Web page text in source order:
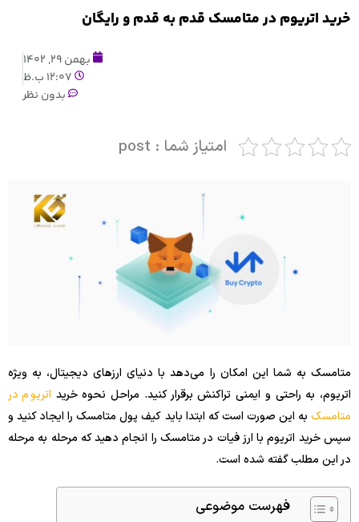
خرید اتریوم در متامسک قدم به قدم و رایگان
بهمن 29, 1402
12:07 ب.ظ
بدون نظر
امتیاز شما : post
متامسک به شما این امکان را می‌دهد با دنیای ارزهای دیجیتال، به ویژه
اتریوم، به راحتی و ایمنی تراکنش برقرار کنید. مراحل نحوه خرید اتریوم در
متامسک به این صورت است که ابتدا باید کیف پول متامسک را ایجاد کنید و
سپس خرید اتریوم با ارز فیات در متامسک را انجام دهید که مرحله به مرحله
در این مطلب گفته شده است.
فهرست موضوعی